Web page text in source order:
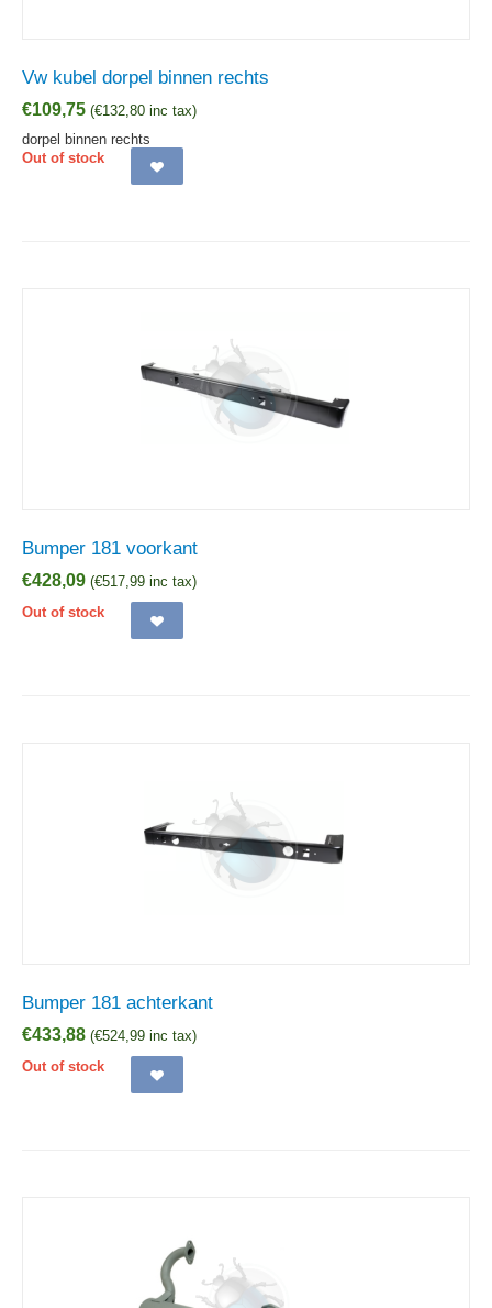
Vw kubel dorpel binnen rechts
€109,75 (€132,80 inc tax)
dorpel binnen rechts
Out of stock
Bumper 181 voorkant
€428,09 (€517,99 inc tax)
Out of stock
Bumper 181 achterkant
€433,88 (€524,99 inc tax)
Out of stock